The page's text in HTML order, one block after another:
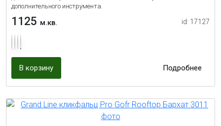
дополнительного инструмента.
1125 м.кв. id: 17127
В корзину Подробнее